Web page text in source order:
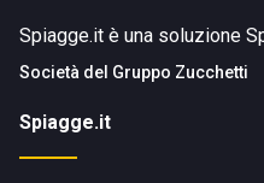
della struttura.
Spiagge.it è una soluzione
Società del Gruppo Zucchetti
Spiagge.it